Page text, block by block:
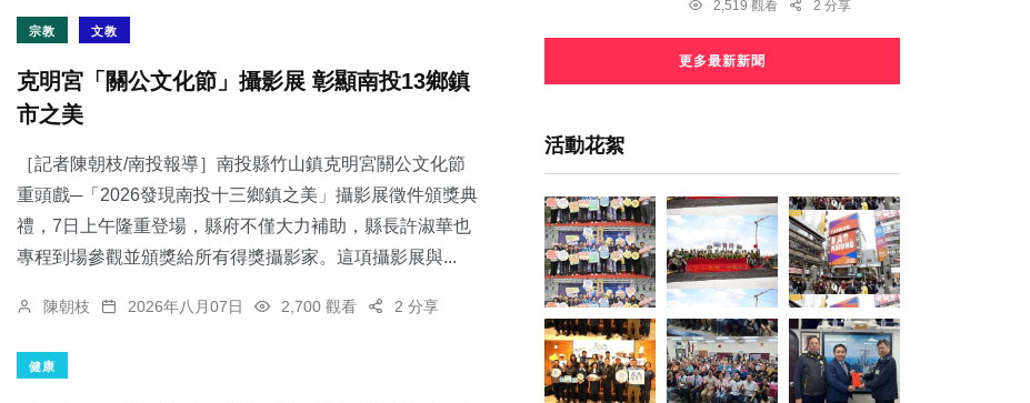
宗教 文教
克明宮「關公文化節」攝影展 彰顯南投13鄉鎮
市之美
［記者陳朝枝/南投報導］南投縣竹山鎮克明宮關公文化節
重頭戲─「2026發現南投十三鄉鎮之美」攝影展徵件頒獎典
禮，7日上午隆重登場，縣府不僅大力補助，縣長許淑華也
專程到場參觀並頒獎給所有得獎攝影家。這項攝影展與...
陳朝枝 2026年八月07日 2,700 觀看 2 分享
健康
2,519 觀看
2 分享
更多最新新聞
活動花絮